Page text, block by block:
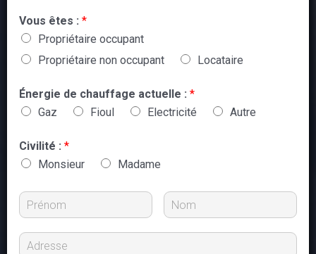
Vous êtes : *
Propriétaire occupant
Propriétaire non occupant
Locataire
Énergie de chauffage actuelle : *
Gaz
Fioul Electricité Autre
Civilité : *
Monsieur
Madame